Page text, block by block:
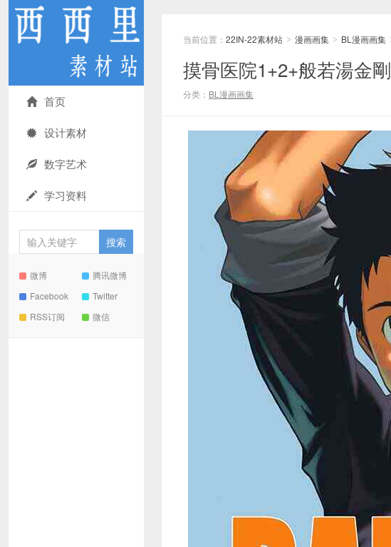
首页
设计素材
数字艺术
学习资料
微博
腾讯微博
Facebook
Twitter
RSS订阅
微信
当前位置： 22IN-22素材站 > 漫画画集 > BL漫画画集
摸骨医院1+2+般若湯金剛
分类： BL漫画画集